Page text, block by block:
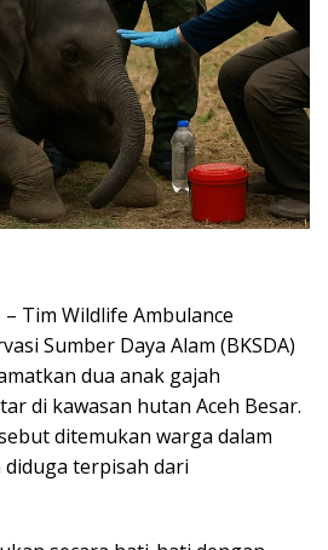
– Tim Wildlife Ambulance
Sumber Daya Alam (BKSDA)
dua anak gajah
di kawasan hutan Aceh Besar.
ditemukan warga dalam
terpisah dari